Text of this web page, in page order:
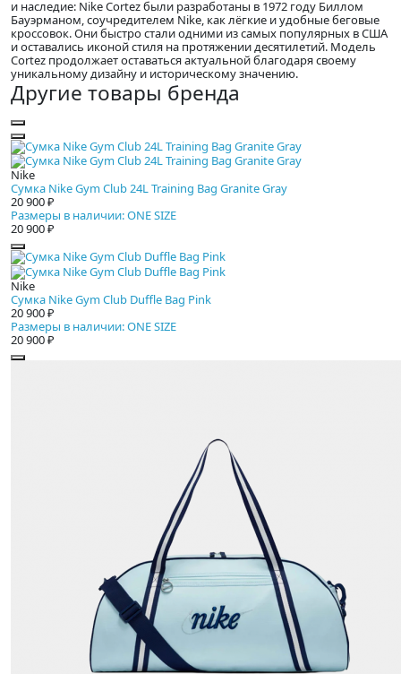
и наследие: Nike Cortez были разработаны в 1972 году Биллом
Бауэрманом, соучредителем Nike, как лёгкие и удобные беговые
кроссовок. Они быстро стали одними из самых популярных в США
и оставались иконой стиля на протяжении десятилетий. Модель
Cortez продолжает оставаться актуальной благодаря своему
уникальному дизайну и историческому значению.
Другие товары бренда
Nike
Сумка Nike Gym Club 24L Training Bag Granite Gray
20 900 ₽
Размеры в наличии: ONE SIZE
20 900 ₽
Nike
Сумка Nike Gym Club Duffle Bag Pink
20 900 ₽
Размеры в наличии: ONE SIZE
20 900 ₽